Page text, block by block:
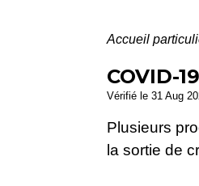
Accueil
COVID-
Vérifié le 31 Aug
Plusieurs
la sortie de